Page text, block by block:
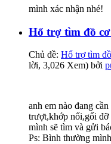
mình xác nhận nhé!
Hổ trợ tìm đồ
Chủ đề: Hổ trợ tìm
lời, 3,026 Xem) bởi
anh em nào đang
trượt,khớp nối,gối đỡ
mình sẽ tìm và gửi
Ps: Bình thường